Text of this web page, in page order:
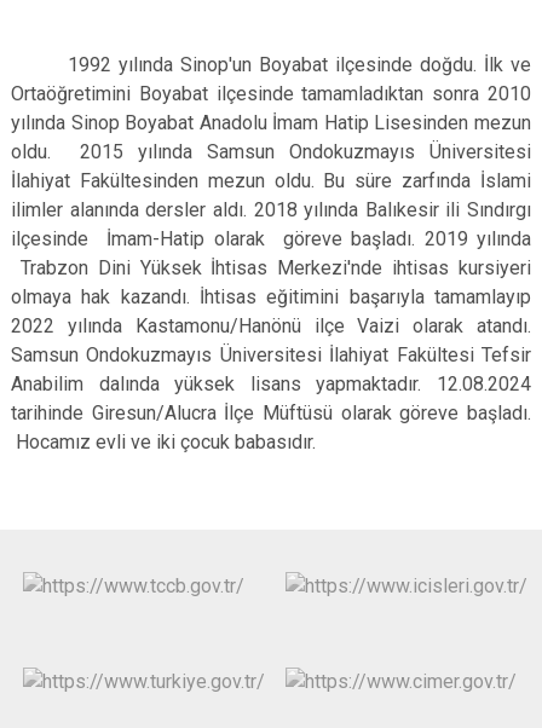
Eynesil
Yağlıdere
1992 yılında Sinop'un Boyabat ilçesinde doğdu. İlk ve
Ortaöğretimini Boyabat ilçesinde tamamladıktan sonra 2010
yılında Sinop Boyabat Anadolu İmam Hatip Lisesinden mezun
oldu. 2015 yılında Samsun Ondokuzmayıs Üniversitesi
İlahiyat Fakültesinden mezun oldu. Bu süre zarfında İslami
ilimler alanında dersler aldı. 2018 yılında Balıkesir ili Sındırgı
ilçesinde İmam-Hatip olarak göreve başladı. 2019 yılında
Trabzon Dini Yüksek İhtisas Merkezi'nde ihtisas kursiyeri
olmaya hak kazandı. İhtisas eğitimini başarıyla tamamlayıp
2022 yılında Kastamonu/Hanönü ilçe Vaizi olarak atandı.
Samsun Ondokuzmayıs Üniversitesi İlahiyat Fakültesi Tefsir
Anabilim dalında yüksek lisans yapmaktadır. 12.08.2024
tarihinde Giresun/Alucra İlçe Müftüsü olarak göreve başladı.
Hocamız evli ve iki çocuk babasıdır.